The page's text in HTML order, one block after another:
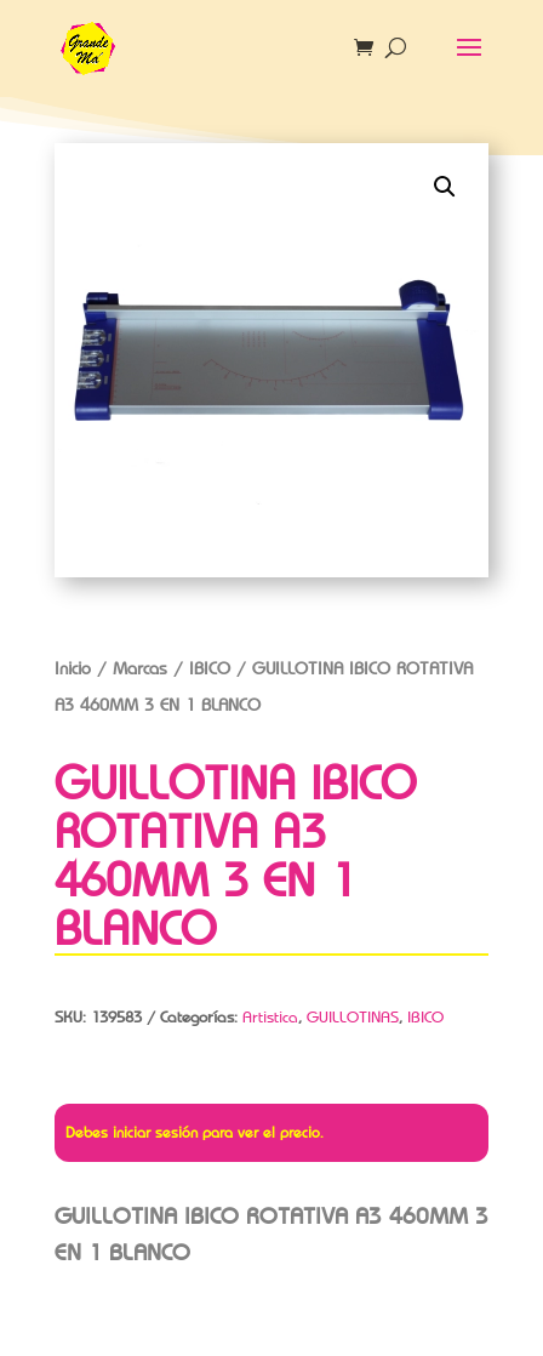
Inicio/ Marcas/ IBICO/ GUILLOTINA IBICO ROTATIVA
A3 460MM 3 EN 1 BLANCO
GUILLOTINA IBICO
ROTATIVA A3
460MM 3 EN 1
BLANCO
SKU: 139583 Categorías: Artistica, GUILLOTINAS, IBICO
Debes iniciar sesión para ver el precio.
GUILLOTINA IBICO ROTATIVA A3 460MM 3
EN 1 BLANCO